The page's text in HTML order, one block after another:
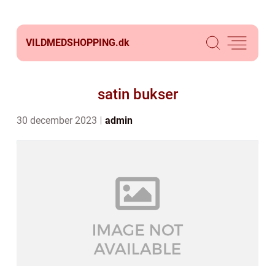
VILDMEDSHOPPING.dk
satin bukser
30 december 2023 admin